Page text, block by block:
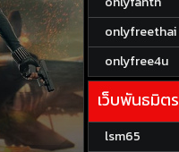
onlyfreethai
onlyfree4u
เว็บพันธมิตร
lsm65